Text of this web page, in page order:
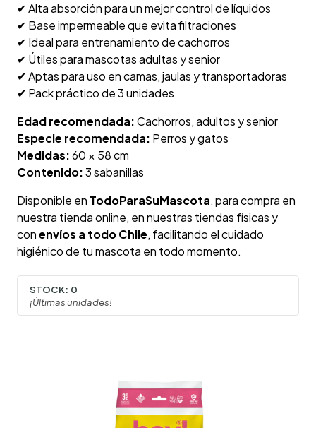
✔ Alta absorción para un mejor control de líquidos
✔ Base impermeable que evita filtraciones
✔ Ideal para entrenamiento de cachorros
✔ Útiles para mascotas adultas y senior
✔ Aptas para uso en camas, jaulas y transportadoras
✔ Pack práctico de 3 unidades
Edad recomendada:Cachorros, adultos y senior
Especie recomendada: Perros y gatos
Medidas:60 × 58 cm
Contenido:3 sabanillas
Disponible en TodoParaSuMascota, para compra en
nuestra tienda online, en nuestras tiendas físicas y
conenvíos a todo Chile, facilitando el cuidado
higiénico de tu mascota en todo momento.
STOCK: 0
¡Últimas unidades!